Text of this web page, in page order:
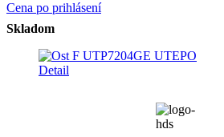
Cena po prihlásení
Skladom
Detail